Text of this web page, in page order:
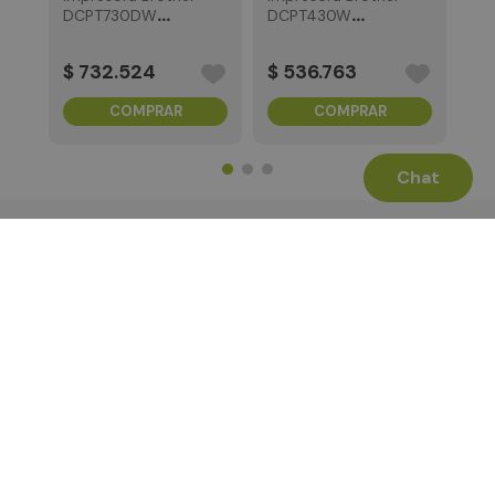
Chat
DCPT730DW
$ 732.524
COMPRAR
DCPT430W
$ 536.763
COMPRAR